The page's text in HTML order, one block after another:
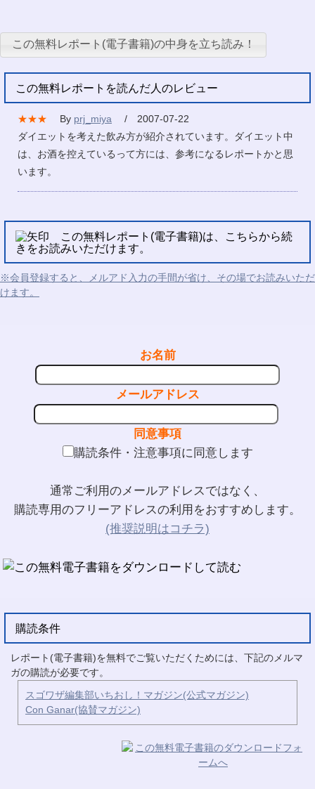
この無料レポート(電子書籍)の中身を立ち読み！
この無料レポートを読んだ人のレビュー
★★★ By prj_miya
/ 2007-07-22
ダイエットを考えた飲み方が紹介されています。ダイエット中
は、お酒を控えているって方には、参考になるレポートかと思
います。
この無料レポート(電子書籍)は、こちらから続
きをお読みいただけます。
※会員登録すると、メルアド入力の手間が省け、その場でお読みいただ
けます。
お名前
メールアドレス
同意事項
購読条件・注意事項に同意します
通常ご利用のメールアドレスではなく、
購読専用のフリーアドレスの利用をおすすめします。
(推奨説明はコチラ)
購読条件
レポート(電子書籍)を無料でご覧いただくためには、下記のメルマ
ガの購読が必要です。
スゴワザ編集部いちおし！マガジン(公式マガジン)
Con Ganar(協賛マガジン)